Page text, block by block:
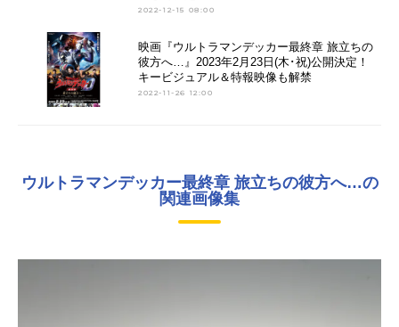
2022-12-15 08:00
映画『ウルトラマンデッカー最終章 旅立ちの
彼方へ…』2023年2月23日(木･祝)公開決定！
キービジュアル＆特報映像も解禁
2022-11-26 12:00
ウルトラマンデッカー最終章 旅立ちの彼方へ…の
関連画像集